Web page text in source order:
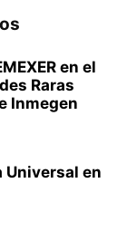
en el
Raras
Inmegen
Universal en